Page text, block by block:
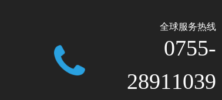
全球服务热线
0755-
28911039